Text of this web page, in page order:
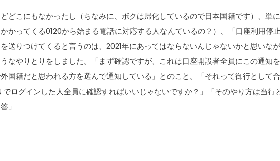
どこにもなかったし（ちなみに、ボクは帰化しているので日本国籍です）、単
かってくる0120から始まる電話に対応する人なんているの？）、「口座利用停止
送りつけてくると言うのは、2021年にあってはならないんじゃないかと思いなが
なやりとりをしました。「まず確認ですが、これは口座開設者全員にこの通知
国籍だと思われる方を選んで通知している」とのこと。「それって御行として
ログインした人全員に確認すればいいじゃないですか？」「そのやり方は当行
」